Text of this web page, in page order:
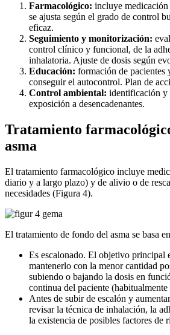
Farmacológico: incluye
se ajusta según el grado de control
eficaz.
Seguimiento y monitorización:
control clínico y funcional, de la
inhalatoria. Ajuste de dosis según
Educación: formación de
conseguir el autocontrol. Plan de
Control ambiental: identificación y
exposición a desencadenantes.
Tratamiento
asma
El tratamiento farmacológico incluye
diario y a largo plazo) y de alivio o de
necesidades (Figura 4).
El tratamiento de fondo del asma se basa
Es escalonado. El objetivo principal
mantenerlo con la menor cantidad
subiendo o bajando la dosis en
continua del paciente (habitualmente
Antes de subir de escalón y
revisar la técnica de inhalación, la
la existencia de posibles factores de